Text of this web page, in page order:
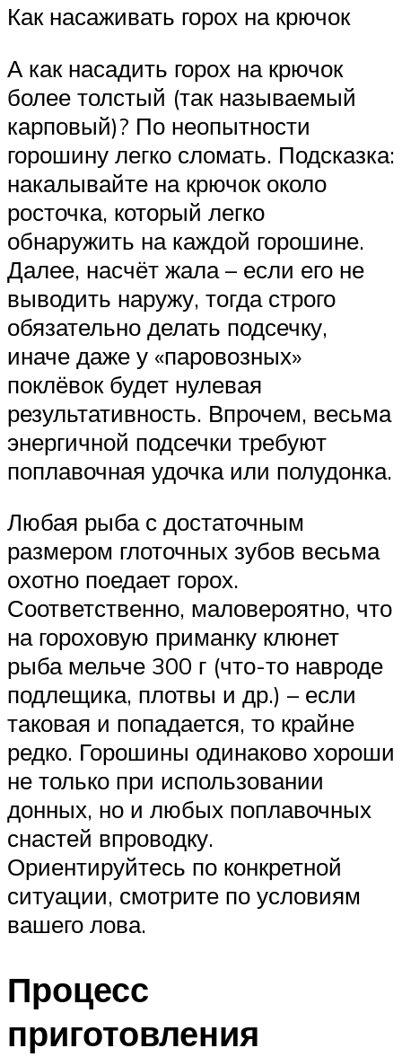
Как насаживать горох на крючок
А как насадить горох на крючок
более толстый (так называемый
карповый)? По неопытности
горошину легко сломать. Подсказка:
накалывайте на крючок около
росточка, который легко
обнаружить на каждой горошине.
Далее, насчёт жала – если его не
выводить наружу, тогда строго
обязательно делать подсечку,
иначе даже у «паровозных»
поклёвок будет нулевая
результативность. Впрочем, весьма
энергичной подсечки требуют
поплавочная удочка или полудонка.
Любая рыба с достаточным
размером глоточных зубов весьма
охотно поедает горох.
Соответственно, маловероятно, что
на гороховую приманку клюнет
рыба мельче 300 г (что-то навроде
подлещика, плотвы и др.) – если
таковая и попадается, то крайне
редко. Горошины одинаково хороши
не только при использовании
донных, но и любых поплавочных
снастей впроводку.
Ориентируйтесь по конкретной
ситуации, смотрите по условиям
вашего лова.
Процесс
приготовления